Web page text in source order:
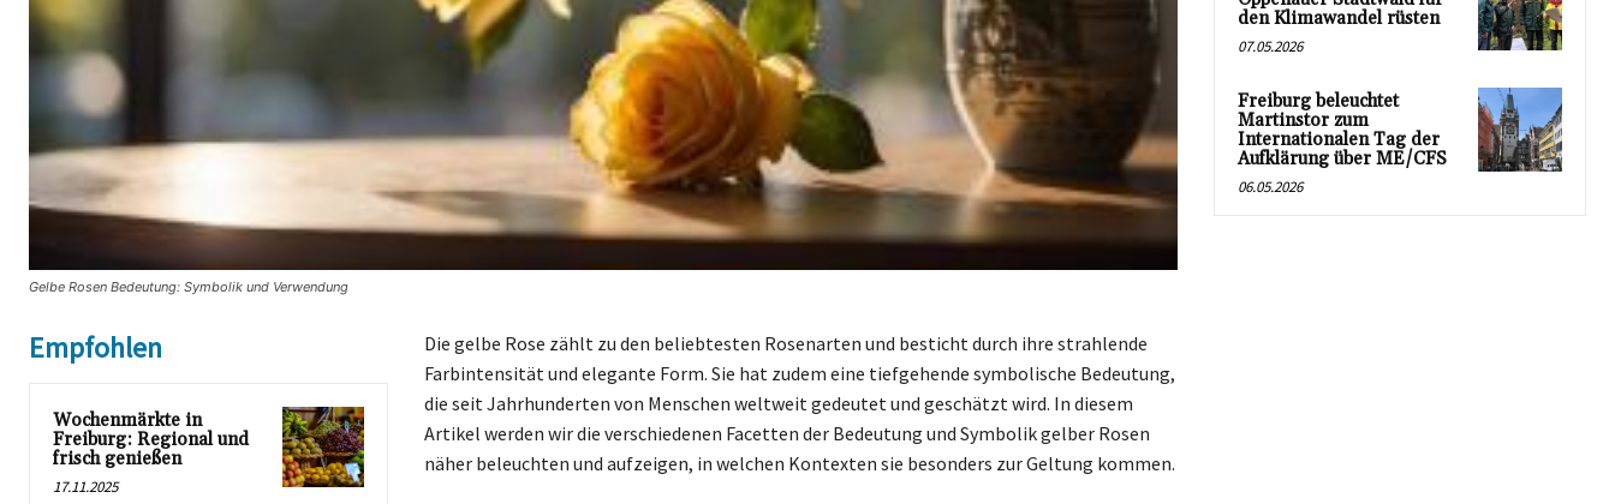
Gelbe Rosen Bedeutung: Symbolik und Verwendung
Empfohlen
Wochenmärkte in
Freiburg: Regional und
frisch genießen
17.11.2025
Die gelbe Rose zählt zu den beliebtesten Rosenarten und besticht durch ihre strahlende
Farbintensität und elegante Form. Sie hat zudem eine tiefgehende symbolische Bedeutung,
die seit Jahrhunderten von Menschen weltweit gedeutet und geschätzt wird. In diesem
Artikel werden wir die verschiedenen Facetten der Bedeutung und Symbolik gelber Rosen
näher beleuchten und aufzeigen, in welchen Kontexten sie besonders zur Geltung kommen.
den Klimawandel rüsten
07.05.2026
Freiburg beleuchtet
Martinstor zum
Internationalen Tag der
Aufklärung über ME/CFS
06.05.2026